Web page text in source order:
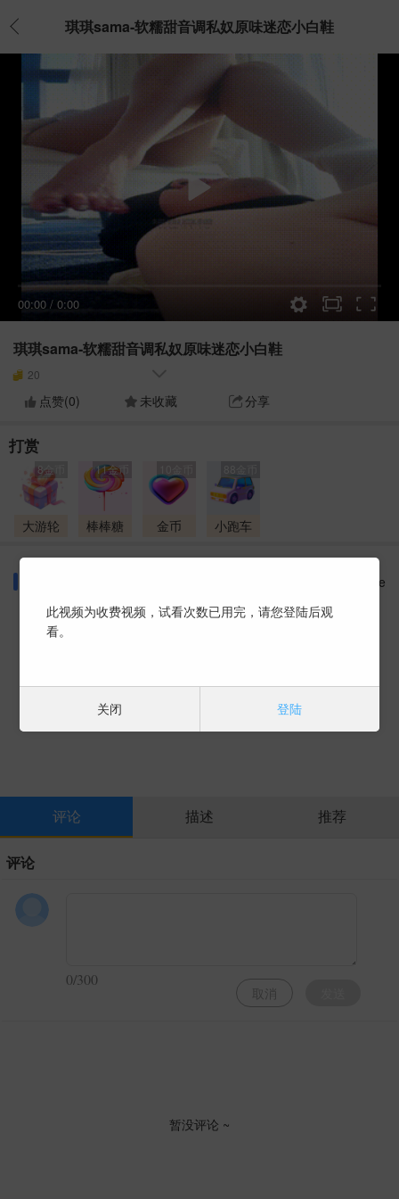
琪琪sama-软糯甜音调私奴原味迷恋小白鞋
00:00 / 0:00
琪琪sama-软糯甜音调私奴原味迷恋小白鞋
20
点赞(0) 未收藏 分享
打赏
大游轮
8金币
棒棒糖
11金币
金币 小跑车
More
评论 描述 推荐
评论
0/300
取消
暂没评论 ~
此视频为收费视频，试看次数已用完，请您登陆后观
看。
关闭 登陆